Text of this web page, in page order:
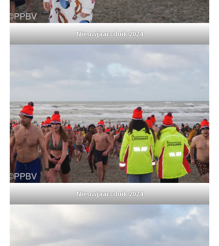
Nieuwjaarsduik 2024
Nieuwjaarsduik 2024